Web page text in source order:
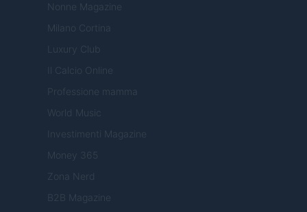
Nonne Magazine
Milano Cortina
Luxury Club
Il Calcio Online
Professione mamma
World Music
Investimenti Magazine
Money 365
Zona Nerd
B2B Magazine